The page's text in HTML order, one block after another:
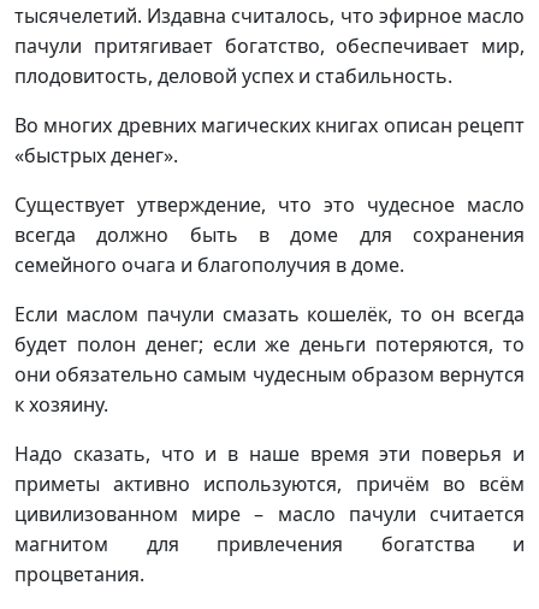
тысячелетий. Издавна считалось, что эфирное масло
пачули притягивает богатство, обеспечивает мир,
плодовитость, деловой успех и стабильность.
Во многих древних магических книгах описан рецепт
«быстрых денег».
Существует утверждение, что это чудесное масло
всегда должно быть в доме для сохранения
семейного очага и благополучия в доме.
Если маслом пачули смазать кошелёк, то он всегда
будет полон денег; если же деньги потеряются, то
они обязательно самым чудесным образом вернутся
к хозяину.
Надо сказать, что и в наше время эти поверья и
приметы активно используются, причём во всём
цивилизованном мире – масло пачули считается
магнитом для привлечения богатства и
процветания.